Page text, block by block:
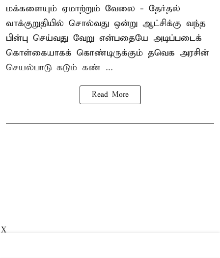
மக்களையும் ஏமாற்றும் வேலை - தேர்தல்
வாக்குறுதியில் சொல்வது ஒன்று ஆட்சிக்கு வந்த
பின்பு செய்வது வேறு என்பதையே அடிப்படைக்
கொள்கையாகக் கொண்டிருக்கும் தவெக அரசின்
செயல்பாடு கடும் கண் ...
Read More
X